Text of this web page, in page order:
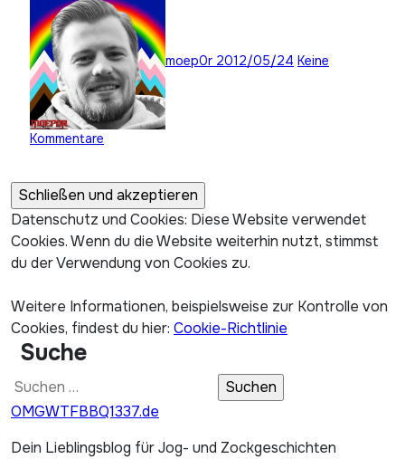
moep0r 2012/05/24 Keine
Kommentare
Datenschutz und Cookies: Diese Website verwendet
Cookies. Wenn du die Website weiterhin nutzt, stimmst
du der Verwendung von Cookies zu.
Weitere Informationen, beispielsweise zur Kontrolle von
Cookies, findest du hier: Cookie-Richtlinie
Suche
Suchen
nach:
OMGWTFBBQ1337.de
Dein Lieblingsblog für Jog- und Zockgeschichten